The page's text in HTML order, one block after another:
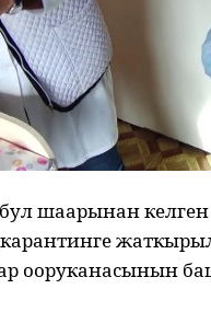
шаарынан
ооруканасынын